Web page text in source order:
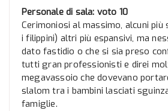
Personale di sala: voto 10
Cerimoniosi al massimo, alcuni
i filippini) altri più espansivi, ma
dato fastidio o che si sia preso
tutti gran professionisti e direi
megavassoio che dovevano
slalom tra i bambini lasciati
famiglie.